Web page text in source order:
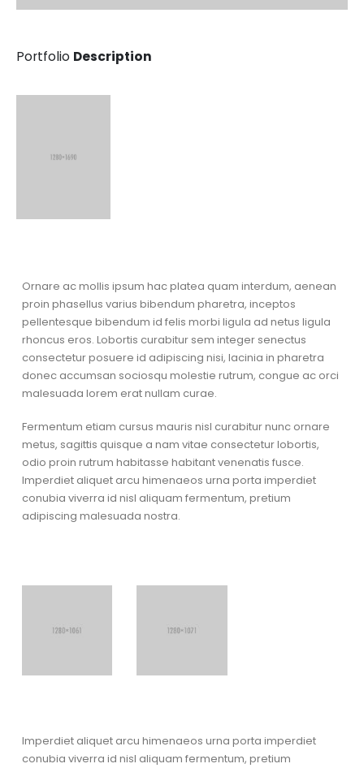
Portfolio Description
Ornare ac mollis ipsum hac platea quam interdum, aenean
proin phasellus varius bibendum pharetra, inceptos
pellentesque bibendum id felis morbi ligula ad netus ligula
rhoncus eros. Lobortis curabitur sem integer senectus
consectetur posuere id adipiscing nisi, lacinia in pharetra
donec accumsan sociosqu molestie rutrum, congue ac orci
malesuada lorem erat nullam curae.
Fermentum etiam cursus mauris nisl curabitur nunc ornare
metus, sagittis quisque a nam vitae consectetur lobortis,
odio proin rutrum habitasse habitant venenatis fusce.
Imperdiet aliquet arcu himenaeos urna porta imperdiet
conubia viverra id nisl aliquam fermentum, pretium
adipiscing malesuada nostra.
Imperdiet aliquet arcu himenaeos urna porta imperdiet
conubia viverra id nisl aliquam fermentum, pretium